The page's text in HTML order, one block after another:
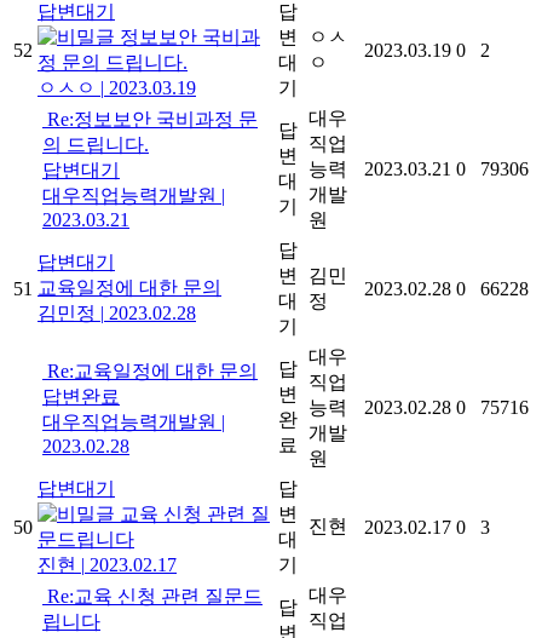
52
답변대기
정보보안 국비과
정 문의 드립니다.
ㅇㅅㅇ | 2023.03.19
답
변
대
기
ㅇㅅ
ㅇ
2023.03.19 0 2
Re:정보보안 국비과정 문
의 드립니다.
답변대기
대우직업능력개발원 |
2023.03.21
답
변
대
기
대우
직업
능력
개발
원
2023.03.21 0 79306
51
답변대기
교육일정에 대한 문의
김민정 | 2023.02.28
답
변
대
기
김민
정
2023.02.28 0 66228
Re:교육일정에 대한 문의
답변완료
대우직업능력개발원 |
2023.02.28
답
변
완
료
대우
직업
능력
개발
원
2023.02.28 0 75716
50
답변대기
교육 신청 관련 질
문드립니다
진현 | 2023.02.17
답
변
대
기
진현 2023.02.17 0 3
Re:교육 신청 관련 질문드
립니다
답
변
대우
직업